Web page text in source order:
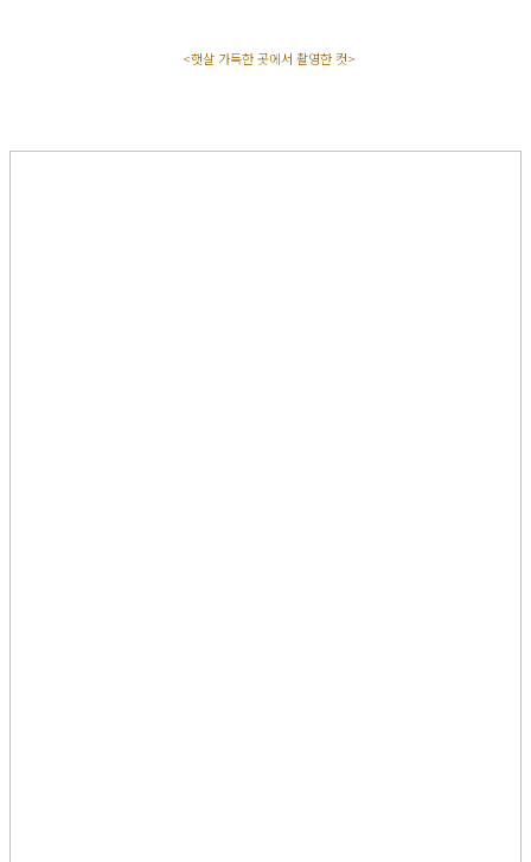
<햇살 가득한 곳에서 촬영한 컷>